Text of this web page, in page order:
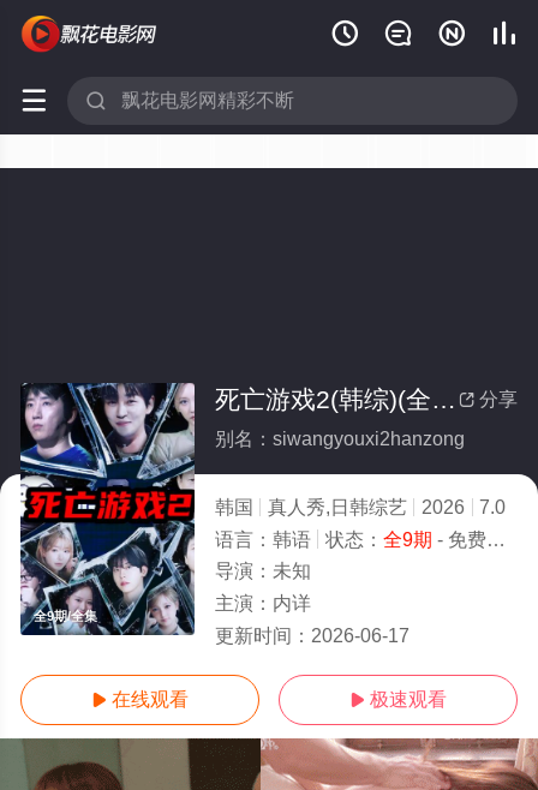
   
 
全9期/全集
 分享
死亡游戏2(韩综)(全集)
别名：siwangyouxi2hanzong
韩国 真人秀,日韩综艺 2026
7.0
语言： 韩语 状态： 全9期 - 免费在线观看
导演： 未知
主演： 内详
更新时间： 2026-06-17
 在线观看  极速观看